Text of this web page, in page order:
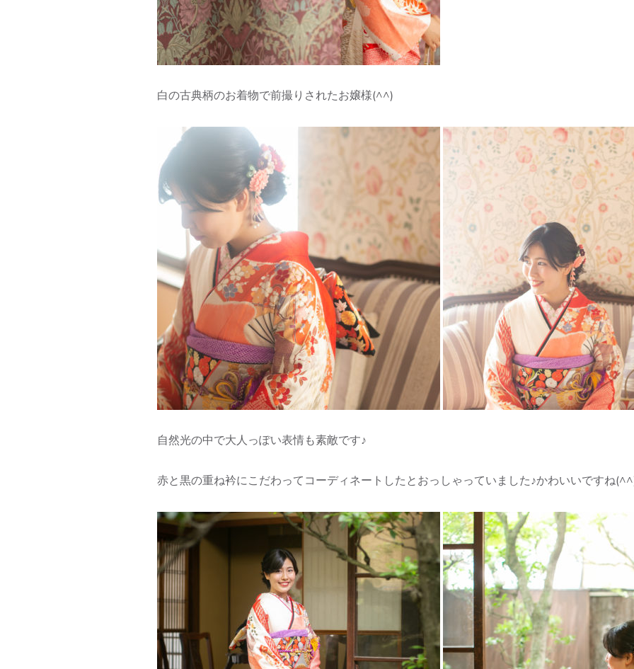
白の古典柄のお着物で前撮りされたお嬢様(^^)
自然光の中で大人っぽい表情も素敵です♪
赤と黒の重ね衿にこだわってコーディネートしたとおっしゃっていました♪かわいいですね